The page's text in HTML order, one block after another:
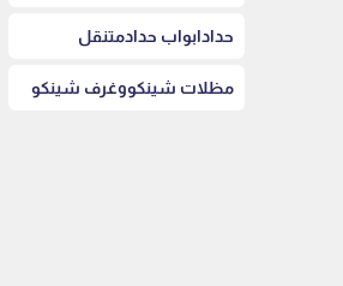
حدادابواب حدادمتنقل
مظلات شينكووغرف شينكو